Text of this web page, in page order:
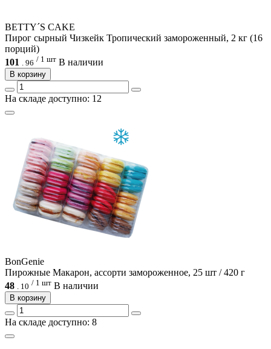
BETTY´S CAKE
Пирог сырный Чизкейк Тропический замороженный, 2 кг (16
порций)
101
96 / 1 шт В наличии
В корзину
На складе доступно: 12
BonGenie
Пирожные Макарон, ассорти замороженное, 25 шт / 420 г
48 . 10 / 1 шт В наличии
В корзину
На складе доступно: 8